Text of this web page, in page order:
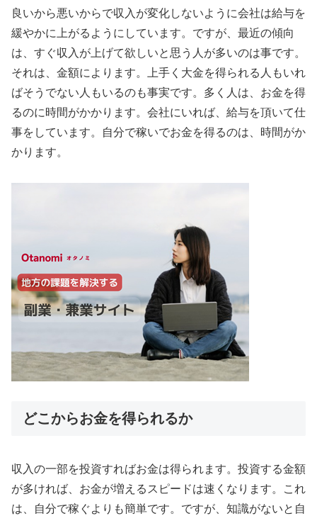
良いから悪いからで収入が変化しないように会社は給与を
緩やかに上がるようにしています。ですが、最近の傾向
は、すぐ収入が上げて欲しいと思う人が多いのは事です。
それは、金額によります。上手く大金を得られる人もいれ
ばそうでない人もいるのも事実です。多く人は、お金を得
るのに時間がかかります。会社にいれば、給与を頂いて仕
事をしています。自分で稼いでお金を得るのは、時間がか
かります。
どこからお金を得られるか
収入の一部を投資すればお金は得られます。投資する金額
が多ければ、お金が増えるスピードは速くなります。これ
は、自分で稼ぐよりも簡単です。ですが、知識がないと自